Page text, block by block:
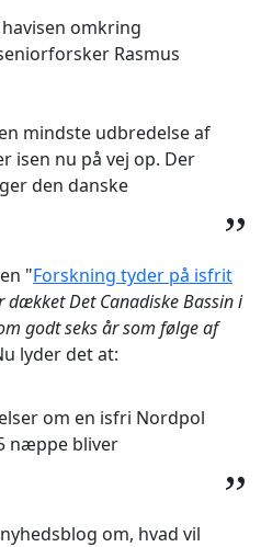
omkring
Rasmus
mindste udbredelse af
isen nu på vej op. Der
den danske
”
"Forskning tyder på isfrit
dækket Det Canadiske Bassin i
godt seks år som følge af
lyder det at:
om en isfri Nordpol
næppe bliver
”
om, hvad vil